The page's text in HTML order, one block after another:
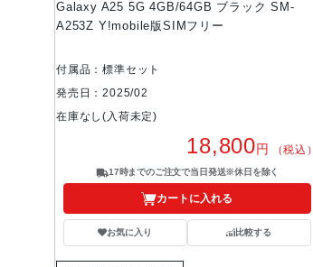
Galaxy A25 5G 4GB/64GB ブラック SM-
A253Z Y!mobile版SIMフリー
付属品：標準セット
発売日：2025/02
在庫なし(入荷未定)
18,800円 （税込）
17時までのご注文で当日発送※休日を除く
カートに入れる
お気に入り 比較する